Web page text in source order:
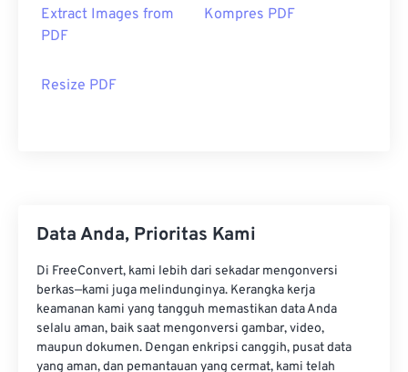
Extract Images from
PDF
Kompres PDF
Resize PDF
Data Anda, Prioritas Kami
Di FreeConvert, kami lebih dari sekadar mengonversi
berkas—kami juga melindunginya. Kerangka kerja
keamanan kami yang tangguh memastikan data Anda
selalu aman, baik saat mengonversi gambar, video,
maupun dokumen. Dengan enkripsi canggih, pusat data
yang aman, dan pemantauan yang cermat, kami telah